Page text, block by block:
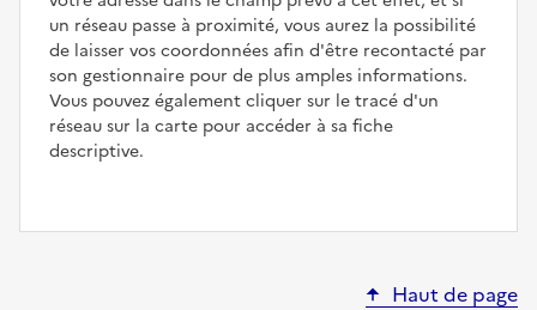
un réseau passe à proximité, vous aurez la possibilité
de laisser vos coordonnées afin d'être recontacté par
son gestionnaire pour de plus amples informations.
Vous pouvez également cliquer sur le tracé d'un
réseau sur la carte pour accéder à sa fiche
descriptive.
Haut de page